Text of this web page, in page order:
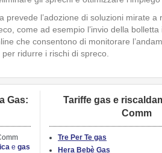
prevede l’adozione di soluzioni mirate a
come ad esempio l’invio della bolletta
che consentono di monitorare
ridurre i rischi di spreco.
Gas:
e gas
Tariffe gas e
Comm
Tre Per Te gas
Hera Bebè Gas